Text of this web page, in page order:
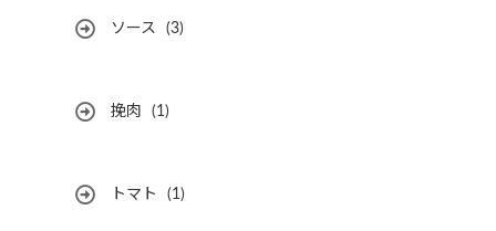
ソース (3)
挽肉 (1)
トマト (1)